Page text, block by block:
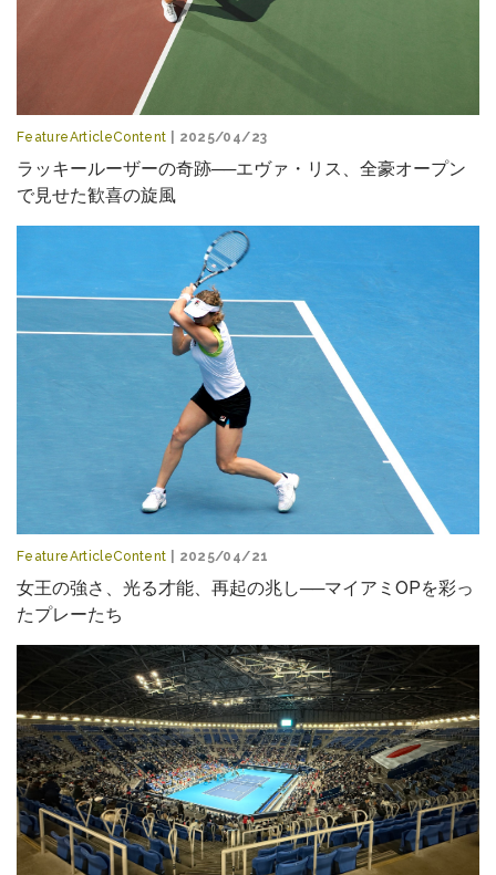
FeatureArticleContent | 2025/04/23
ラッキールーザーの奇跡──エヴァ・リス、全豪オープン
で見せた歓喜の旋風
FeatureArticleContent | 2025/04/21
女王の強さ、光る才能、再起の兆し──マイアミOPを彩っ
たプレーたち